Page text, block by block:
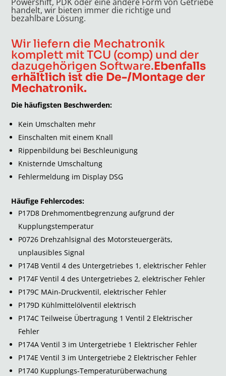
handelt, wir bieten immer die richtige und
bezahlbare Lösung.
Wir liefern die Mechatronik
komplett mit TCU (comp) und der
dazugehörigen Software.Ebenfalls
erhältlich ist die De-/Montage der
Mechatronik.
Die häufigsten Beschwerden:
Kein Umschalten mehr
Einschalten mit einem Knall
Rippenbildung bei Beschleunigung
Knisternde Umschaltung
Fehlermeldung im Display DSG
Häufige Fehlercodes:
P17D8 Drehmomentbegrenzung aufgrund der
Kupplungstemperatur
P0726 Drehzahlsignal des Motorsteuergeräts,
unplausibles Signal
P174B Ventil 4 des Untergetriebes 1, elektrischer Fehler
P174F Ventil 4 des Untergetriebes 2, elektrischer Fehler
P179C MAin-Druckventil, elektrischer Fehler
P179D Kühlmittelölventil elektrisch
P174C Teilweise Übertragung 1 Ventil 2 Elektrischer
Fehler
P174A Ventil 3 im Untergetriebe 1 Elektrischer Fehler
P174E Ventil 3 im Untergetriebe 2 Elektrischer Fehler
P1740 Kupplungs-Temperaturüberwachung